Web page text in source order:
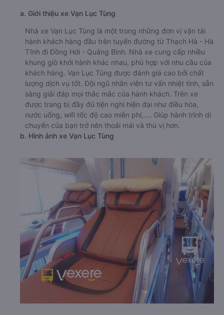
a. Giới thiệu xe Vạn Lục Tùng
Nhà xe Vạn Lục Tùng là một trong những đơn vị vận tải
hành khách hàng đầu trên tuyến đường từ Thạch Hà - Hà
Tĩnh đi Đồng Hới - Quảng Bình. Nhà xe cung cấp nhiều
khung giờ khởi hành khác nhau, phù hợp với nhu cầu của
khách hàng. Vạn Lục Tùng được đánh giá cao bởi chất
lượng dịch vụ tốt. Đội ngũ nhân viên tư vấn nhiệt tình, sẵn
sàng giải đáp mọi thắc mắc của hành khách. Trên xe
được trang bị đầy đủ tiện nghi hiện đại như điều hòa,
nước uống, wifi tốc độ cao miễn phí,.... Giúp hành trình di
chuyển của bạn trở nên thoải mái và thú vị hơn.
b. Hình ảnh xe Vạn Lục Tùng